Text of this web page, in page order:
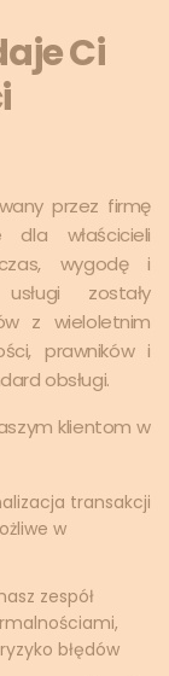
Ci
przez firmę
dla właścicieli
wygodę i
zostały
z wieloletnim
prawników i
obsługi.
klientom w
transakcji
w
zespół
błędów